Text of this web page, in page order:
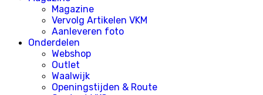
Magazine
Vervolg Artikelen VKM
Aanleveren foto
Onderdelen
Webshop
Outlet
Waalwijk
Openingstijden & Route